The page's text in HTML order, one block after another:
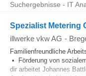
Suchergebnisse - IT
Spezialist Metering
illwerke vkw AG -
Familienfreundliche
• Förderung von
dir arbeitet Johannes